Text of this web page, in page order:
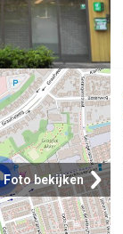
Foto bekijken